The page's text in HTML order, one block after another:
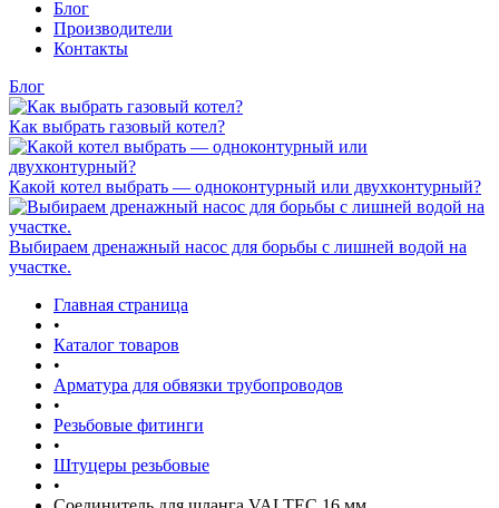
Блог
Производители
Контакты
Блог
Как выбрать газовый котел?
Какой котел выбрать — одноконтурный или двухконтурный?
Выбираем дренажный насос для борьбы с лишней водой на
участке.
Главная страница
•
Каталог товаров
•
Арматура для обвязки трубопроводов
•
Резьбовые фитинги
•
Штуцеры резьбовые
•